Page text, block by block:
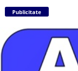
Publicitate